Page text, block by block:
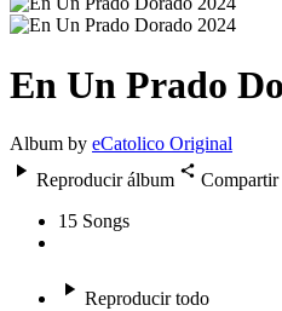
En Un Prado
Album by eCatolico Original
Reproducir álbum
Compartir
15 Songs
Reproducir todo